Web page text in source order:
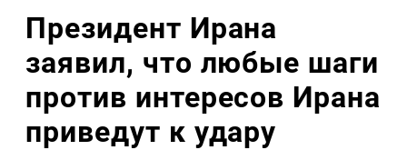
Президент Ирана
заявил, что любые шаги
против интересов Ирана
приведут к удару